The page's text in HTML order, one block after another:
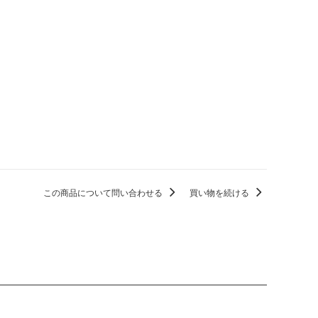
この商品について問い合わせる 買い物を続ける